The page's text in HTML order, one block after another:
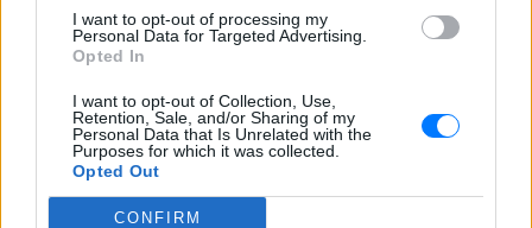
I want to opt-out of processing my
Personal Data for Targeted Advertising.
Opted In
I want to opt-out of Collection, Use,
Retention, Sale, and/or Sharing of my
Personal Data that Is Unrelated with the
Purposes for which it was collected.
Opted Out
CONFIRM
καμία πληροφορία πριν
εκτοξεύσετε τη βλακεία σας»
Η παραγωγός ραδιοφώνου ανάρτησε
story στο Instagram για να διαψεύσει όσα
κυκλοφορούν για την ερωτική της ζωή